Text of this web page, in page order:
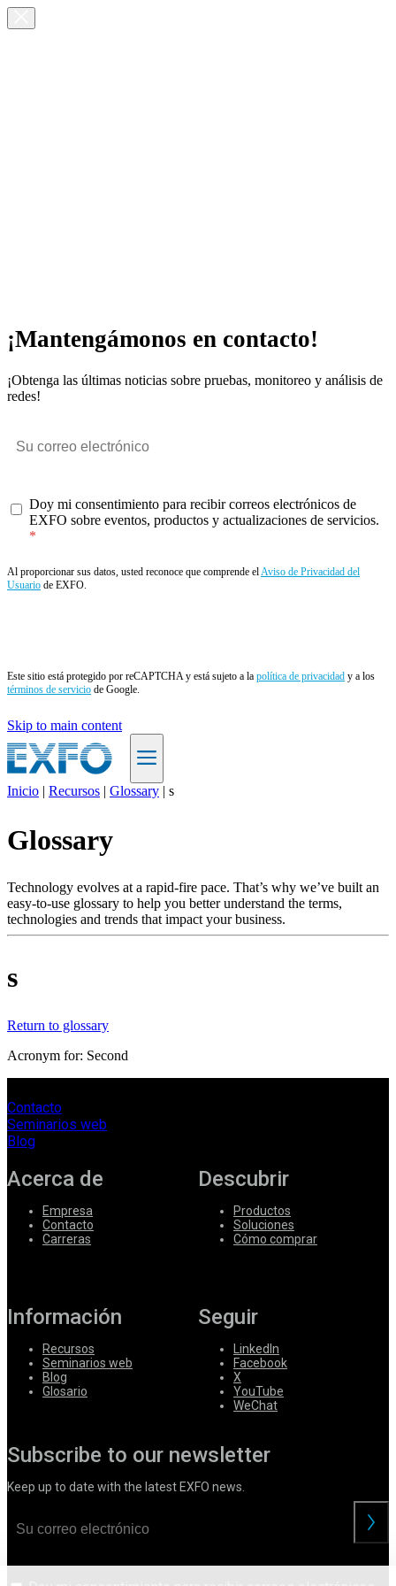
¡Mantengámonos en contacto!
¡Obtenga las últimas noticias sobre pruebas, monitoreo y análisis de
redes!
Doy mi consentimiento para recibir correos electrónicos de
EXFO sobre eventos, productos y actualizaciones de servicios.
Al proporcionar sus datos, usted reconoce que comprende elAviso de Privacidad del
Usuario de EXFO.
Este sitio está protegido por reCAPTCHA y está sujeto a la política de privacidad y a los
términos de servicio de Google.
Skip to main content
Productos
Asistencia
Servicios
Cómo
Contacto
Corporate
Careers
Partners
Suppliers
Inicio | Recursos | Glossary | s
Glossary
Technology evolves at a rapid-fire pace. That’s why we’ve built an
easy-to-use glossary to help you better understand the terms,
technologies and trends that impact your business.
s
Return to glossary
Acronym for: Second
Contacto
Seminarios web
Blog
Acerca de
Empresa
Contacto
Carreras
Descubrir
Productos
Soluciones
Cómo comprar
Información
Recursos
Seminarios web
Blog
Glosario
Seguir
LinkedIn
Facebook
X
YouTube
WeChat
Subscribe to our newsletter
Keep up to date with the latest EXFO news.